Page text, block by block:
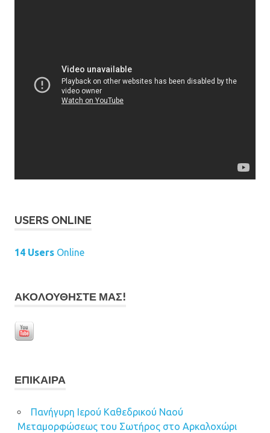
USERS ONLINE
14 Users Online
ΑΚΟΛΟΥΘΉΣΤΕ ΜΑΣ!
ΕΠΊΚΑΙΡΑ
Πανήγυρη Ιερού Καθεδρικού Ναού
Μεταμορφώσεως του Σωτήρος στο Αρκαλοχώρι